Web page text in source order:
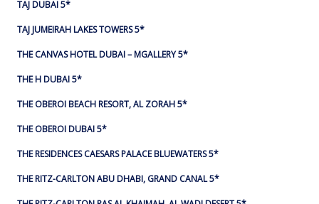
TAJ DUBAI 5*
TAJ JUMEIRAH LAKES TOWERS 5*
THE CANVAS HOTEL DUBAI – MGALLERY 5*
THE H DUBAI 5*
THE OBEROI BEACH RESORT, AL ZORAH 5*
THE OBEROI DUBAI 5*
THE RESIDENCES CAESARS PALACE BLUEWATERS 5*
THE RITZ-CARLTON ABU DHABI, GRAND CANAL 5*